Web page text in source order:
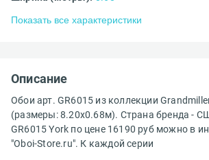
Показать все характеристики
Описание
Обои арт. GR6015 из коллекции
(размеры: 8.20х0.68м). Страна бренда -
GR6015 York по цене 16190 руб можно в
"Oboi-Store.ru". К каждой серии